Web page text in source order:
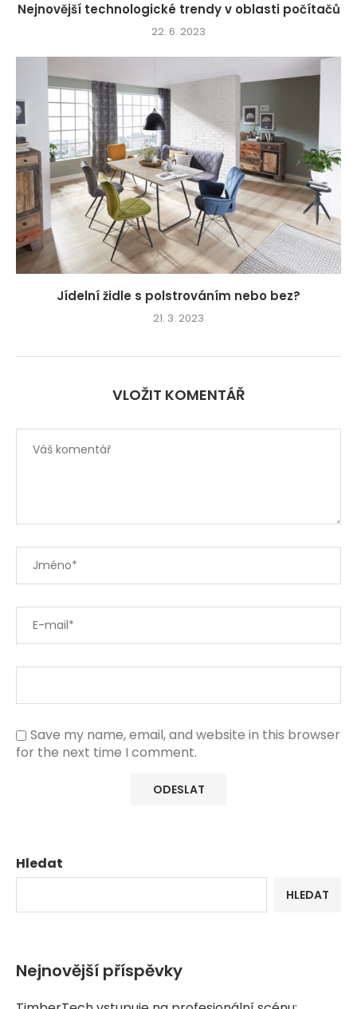
Nejnovější technologické trendy v oblasti počítačů
22. 6. 2023
Jídelní židle s polstrováním nebo bez?
21. 3. 2023
VLOŽIT KOMENTÁŘ
Save my name, email, and website in this browser
for the next time I comment.
Hledat
HLEDAT
Nejnovější příspěvky